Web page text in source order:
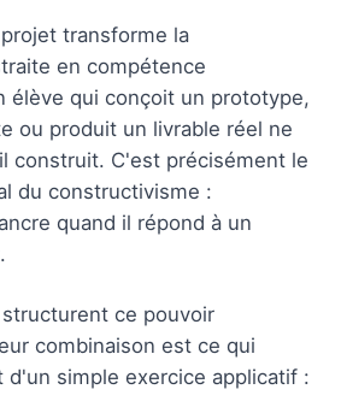
transforme la
en compétence
élève qui conçoit un prototype,
ou produit un livrable réel ne
construit. C'est précisément le
du constructivisme :
quand il répond à un
ce pouvoir
combinaison est ce qui
simple exercice applicatif :